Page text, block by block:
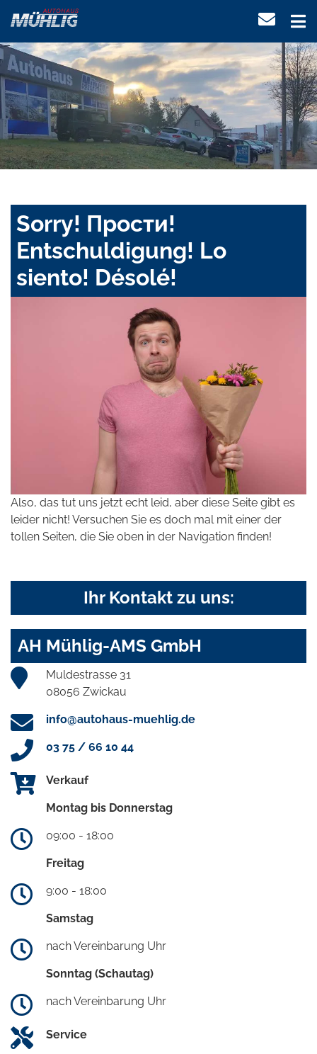
Sorry! Прости!
Entschuldigung! Lo
siento! Désolé!
Also, das tut uns jetzt echt leid, aber diese Seite gibt es
leider nicht! Versuchen Sie es doch mal mit einer der
tollen Seiten, die Sie oben in der Navigation finden!
Ihr Kontakt zu uns:
AH Mühlig-AMS GmbH
Muldestrasse 31
08056 Zwickau
info@autohaus-muehlig.de
03 75 / 66 10 44
Verkauf
Montag bis Donnerstag
09:00 - 18:00
Freitag
9:00 - 18:00
Samstag
nach Vereinbarung Uhr
Sonntag (Schautag)
nach Vereinbarung Uhr
Service